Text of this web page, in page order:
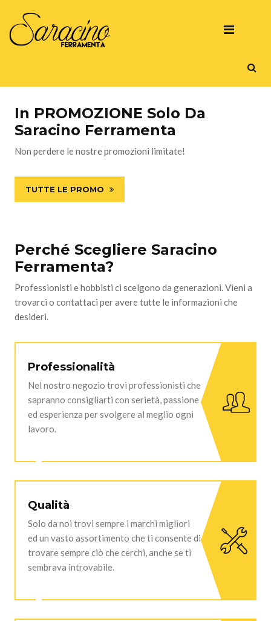
In PROMOZIONE Solo Da
Saracino Ferramenta
Non perdere le nostre promozioni limitate!
TUTTE LE PROMO
Perché Scegliere Saracino
Ferramenta?
Professionisti e hobbisti ci scelgono da generazioni. Vieni a
trovarci o contattaci per avere tutte le informazioni che
desideri.
Professionalità
Nel nostro negozio trovi professionisti che
sapranno consigliarti con serietà, passione
ed esperienza per svolgere al meglio ogni
lavoro.
Qualità
Solo da noi trovi sempre i marchi migliori
ed un vasto assortimento che ti consente di
trovare sempre ciò che cerchi, anche se ti
sembrava introvabile.